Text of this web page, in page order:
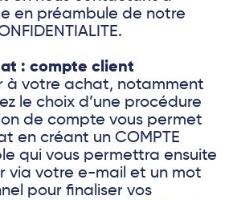
en préambule de notre
: compte client
à votre achat, notamment
le choix d’une procédure
de compte vous permet
en créant un COMPTE
qui vous permettra ensuite
via votre e-mail et un mot
pour finaliser vos